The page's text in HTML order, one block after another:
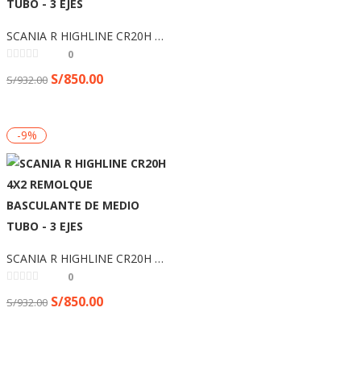
SCANIA R HIGHLINE CR20H 4X2 REMOLQUE BASCULANTE DE MEDIO TUBO – 3 EJES
0
S/932.00 S/850.00
-9%
SCANIA R HIGHLINE CR20H 4X2 REMOLQUE BASCULANTE DE MEDIO TUBO – 3 EJES
0
S/932.00 S/850.00